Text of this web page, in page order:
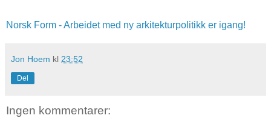
Norsk Form - Arbeidet med ny arkitekturpolitikk er igang!
Jon Hoem kl 23:52
Del
Ingen kommentarer: